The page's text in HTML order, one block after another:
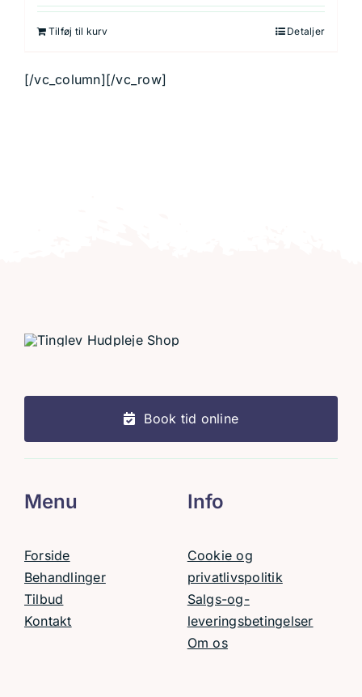
Tilføj til kurv Detaljer
[/vc_column][/vc_row]
Book tid online
Menu
Forside
Behandlinger
Tilbud
Kontakt
Info
Cookie og
privatlivspolitik
Salgs-og-
leveringsbetingelser
Om os